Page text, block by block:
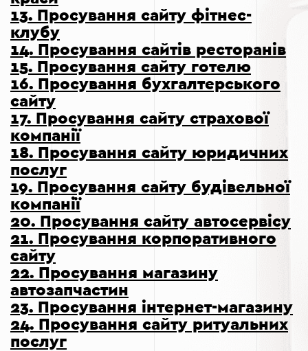
13. Просування сайту фітнес-
клубу
14. Просування сайтів ресторанів
15. Просування сайту готелю
16. Просування бухгалтерського
сайту
17. Просування сайту страхової
компанії
18. Просування сайту юридичних
послуг
19. Просування сайту будівельної
компанії
20. Просування сайту автосервісу
21. Просування корпоративного
сайту
22. Просування магазину
автозапчастин
23. Просування інтернет-магазину
24. Просування сайту ритуальних
послуг